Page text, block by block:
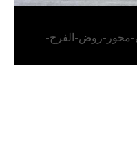
محور-روض-الفرج-